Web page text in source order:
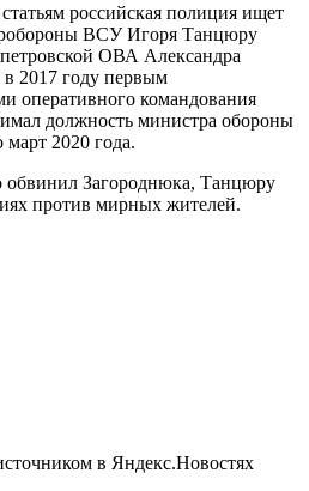
российская полиция ищет
ВСУ Игоря Танцюру
ОВА Александра
2017 году первым
оперативного командования
должность министра обороны
2020 года.
Загороднюка, Танцюру
против мирных жителей.
в Яндекс.Новостях